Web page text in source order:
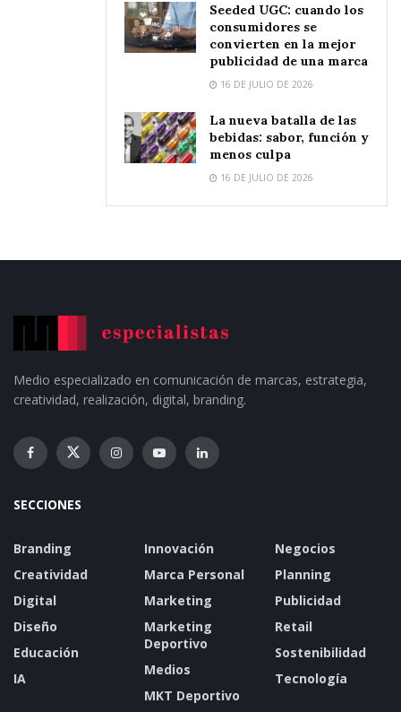
Seeded UGC: cuando los
consumidores se
convierten en la mejor
publicidad de una marca
16 DE JULIO DE 2026
La nueva batalla de las
bebidas: sabor, función y
menos culpa
16 DE JULIO DE 2026
Medio especializado en comunicación de marcas, estrategia,
creatividad, realización, digital, branding.
SECCIONES
Branding
Creatividad
Digital
Diseño
Educación
IA
Innovación
Marca Personal
Marketing
Marketing
Deportivo
Medios
MKT Deportivo
Negocios
Planning
Publicidad
Retail
Sostenibilidad
Tecnología